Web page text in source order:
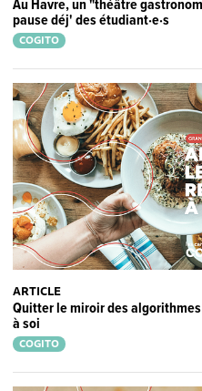
Au Havre, un "théâtre
pause déj' des étudiant·e·s
COGITO
ARTICLE
Quitter le miroir des
à soi
COGITO